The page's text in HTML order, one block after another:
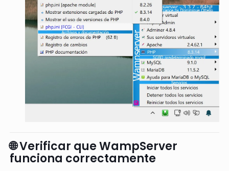
🌐 Verificar que WampServer
funciona correctamente